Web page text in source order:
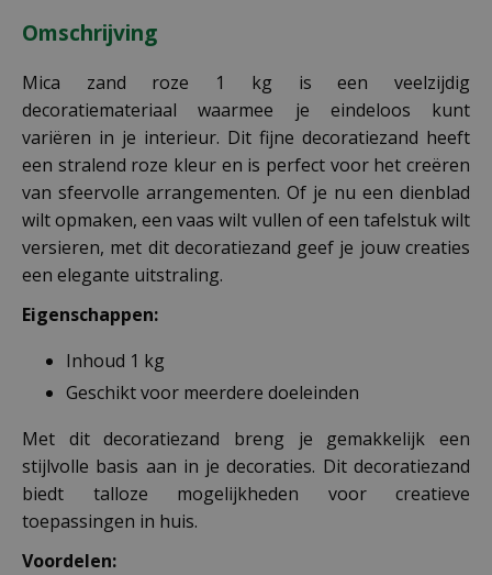
Omschrijving
Mica zand roze 1 kg is een veelzijdig
decoratiemateriaal waarmee je eindeloos kunt
variëren in je interieur. Dit fijne decoratiezand heeft
een stralend roze kleur en is perfect voor het creëren
van sfeervolle arrangementen. Of je nu een dienblad
wilt opmaken, een vaas wilt vullen of een tafelstuk wilt
versieren, met dit decoratiezand geef je jouw creaties
een elegante uitstraling.
Eigenschappen:
Inhoud 1 kg
Geschikt voor meerdere doeleinden
Met dit decoratiezand breng je gemakkelijk een
stijlvolle basis aan in je decoraties. Dit decoratiezand
biedt talloze mogelijkheden voor creatieve
toepassingen in huis.
Voordelen: